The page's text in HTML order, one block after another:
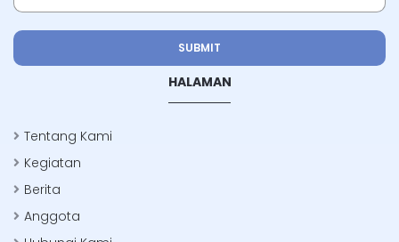
SUBMIT
HALAMAN
Tentang Kami
Kegiatan
Berita
Anggota